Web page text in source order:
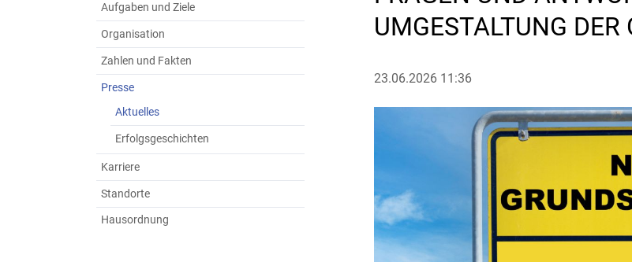
UMGESTALTUNG DER
23.06.2026 11:36
Aufgaben und Ziele
Organisation
Zahlen und Fakten
Presse
Aktuelles
Erfolgsgeschichten
Karriere
Standorte
Hausordnung